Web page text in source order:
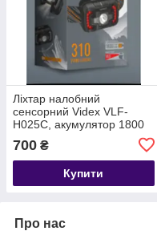
Ліхтар налобний
сенсорний Videx VLF-
H025С, акумулятор 1800
700 ₴
Купити
Про нас